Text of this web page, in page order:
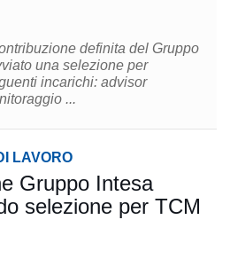
definita del Gruppo
una selezione per
incarichi: advisor
monitoraggio ...
LAVORO
Gruppo Intesa
selezione per TCM